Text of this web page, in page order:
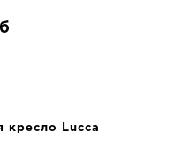
кресло Lucca